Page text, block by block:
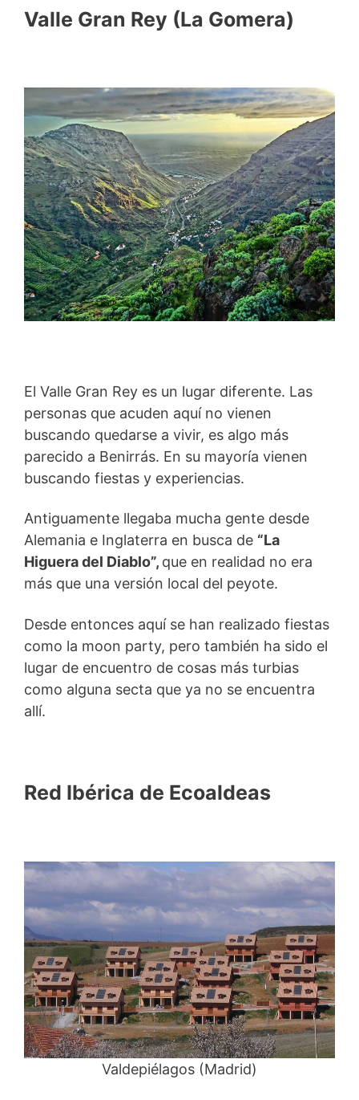
Valle Gran Rey (La Gomera)
El Valle Gran Rey es un lugar diferente. Las
personas que acuden aquí no vienen
buscando quedarse a vivir, es algo más
parecido a Benirrás. En su mayoría vienen
buscando fiestas y experiencias.
Antiguamente llegaba mucha gente desde
Alemania e Inglaterra en busca de “La
Higuera del Diablo”, que en realidad no era
más que una versión local del peyote.
Desde entonces aquí se han realizado fiestas
como la moon party, pero también ha sido el
lugar de encuentro de cosas más turbias
como alguna secta que ya no se encuentra
allí.
Red Ibérica de Ecoaldeas
Valdepiélagos (Madrid)